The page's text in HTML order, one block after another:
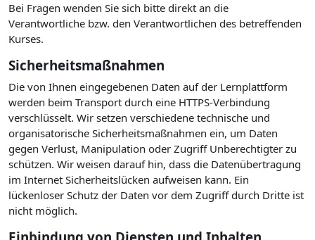
Bei Fragen wenden Sie sich bitte direkt an die
Verantwortliche bzw. den Verantwortlichen des betreffenden
Kurses.
Sicherheitsmaßnahmen
Die von Ihnen eingegebenen Daten auf der Lernplattform
werden beim Transport durch eine HTTPS-Verbindung
verschlüsselt. Wir setzen verschiedene technische und
organisatorische Sicherheitsmaßnahmen ein, um Daten
gegen Verlust, Manipulation oder Zugriff Unberechtigter zu
schützen. Wir weisen darauf hin, dass die Datenübertragung
im Internet Sicherheitslücken aufweisen kann. Ein
lückenloser Schutz der Daten vor dem Zugriff durch Dritte ist
nicht möglich.